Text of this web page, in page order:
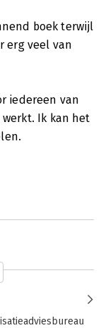
boek terwijl
erg veel van
iedereen van
Ik kan het